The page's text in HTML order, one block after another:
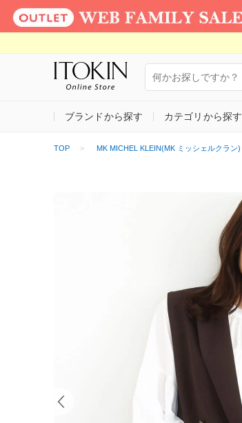
ブランドから探す カテゴリから探す
TOP MK MICHEL KLEIN(MK ミッシェルクラン)